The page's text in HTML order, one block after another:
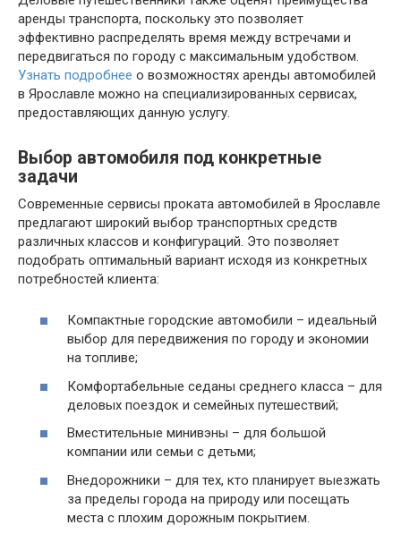
аренды транспорта, поскольку это позволяет
эффективно распределять время между встречами и
передвигаться по городу с максимальным удобством.
Узнать подробнее о возможностях аренды автомобилей
в Ярославле можно на специализированных сервисах,
предоставляющих данную услугу.
Выбор автомобиля под конкретные
задачи
Современные сервисы проката автомобилей в Ярославле
предлагают широкий выбор транспортных средств
различных классов и конфигураций. Это позволяет
подобрать оптимальный вариант исходя из конкретных
потребностей клиента:
Компактные городские автомобили – идеальный
выбор для передвижения по городу и экономии
на топливе;
Комфортабельные седаны среднего класса – для
деловых поездок и семейных путешествий;
Вместительные минивэны – для большой
компании или семьи с детьми;
Внедорожники – для тех, кто планирует выезжать
за пределы города на природу или посещать
места с плохим дорожным покрытием.